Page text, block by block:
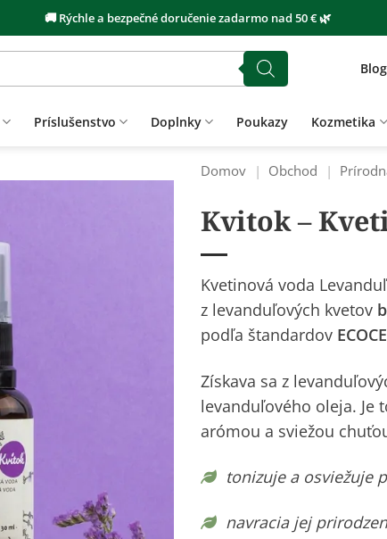
🚚 Rýchle a bezpečné doručenie zadarmo nad 50 € 🌿
Blog
Príslušenstvo Doplnky Poukazy Kozmetika
Domov | Obchod |
Kvitok –
Kvetinová voda
z levanduľových kvetov
podľa štandardov
Získava sa z
levanduľového oleja. Je
arómou a sviežou
tonizuje a osviežuje
navracia jej